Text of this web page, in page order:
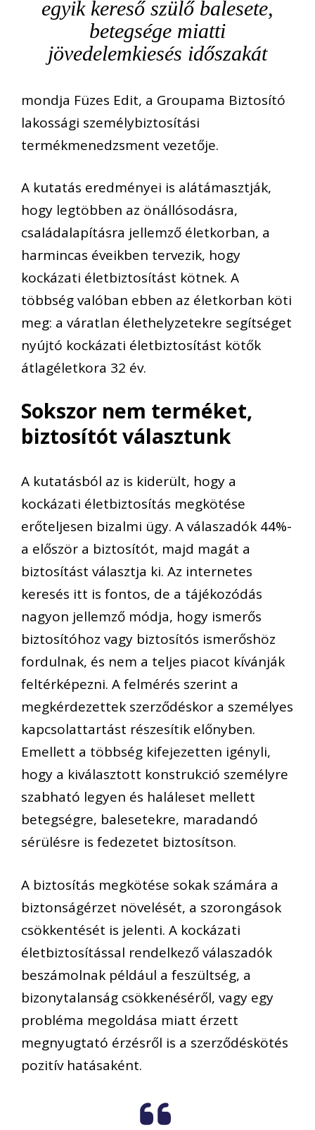
egyik kereső szülő balesete,
betegsége miatti
jövedelemkiesés időszakát
mondja Füzes Edit, a Groupama Biztosító
lakossági személybiztosítási
termékmenedzsment vezetője.
A kutatás eredményei is alátámasztják,
hogy legtöbben az önállósodásra,
családalapításra jellemző életkorban, a
harmincas éveikben tervezik, hogy
kockázati életbiztosítást kötnek. A
többségvalóban ebben az életkorban köti
meg: a váratlan élethelyzetekre segítséget
nyújtó kockázati életbiztosítást kötők
átlagéletkora 32 év.
Sokszor nem terméket,
biztosítót választunk
A kutatásból az is kiderült, hogy a
kockázati életbiztosítás megkötése
erőteljesen bizalmi ügy. A válaszadók 44%-
a először a biztosítót, majd magát a
biztosítást választja ki. Az internetes
keresés itt is fontos, de a tájékozódás
nagyon jellemző módja, hogy ismerős
biztosítóhoz vagy biztosítós ismerőshöz
fordulnak, és nem a teljes piacot kívánják
feltérképezni. Afelmérés szerint a
megkérdezettek szerződéskor a személyes
kapcsolattartást részesítik előnyben.
Emellett a többség kifejezetten igényli,
hogy a kiválasztott konstrukció személyre
szabható legyen és haláleset mellett
betegségre, balesetekre, maradandó
sérülésre is fedezetet biztosítson.
A biztosítás megkötése sokak számára a
biztonságérzet növelését, a szorongások
csökkentését is jelenti. A kockázati
életbiztosítással rendelkező válaszadók
beszámolnak például a feszültség, a
bizonytalanság csökkenéséről, vagy egy
probléma megoldása miatt érzett
megnyugtató érzésről is a szerződéskötés
pozitív hatásaként.